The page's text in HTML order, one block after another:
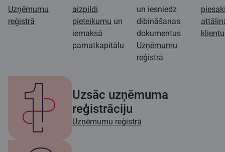
Uzņēmumu
reģistrā
aizpildi
pieteikumu un
iemaksā
pamatkapitālu
un iesniedz
dibināšanas
dokumentus
Uzņēmumu
reģistrā
klientu
Uzsāc uzņēmuma
reģistrāciju
Uzņēmumu reģistrā